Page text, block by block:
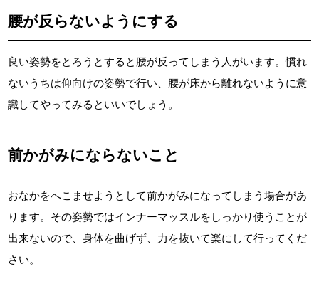
腰が反らないようにする
良い姿勢をとろうとすると腰が反ってしまう人がいます。慣れ
ないうちは仰向けの姿勢で行い、腰が床から離れないように意
識してやってみるといいでしょう。
前かがみにならないこと
おなかをへこませようとして前かがみになってしまう場合があ
ります。その姿勢ではインナーマッスルをしっかり使うことが
出来ないので、身体を曲げず、力を抜いて楽にして行ってくだ
さい。